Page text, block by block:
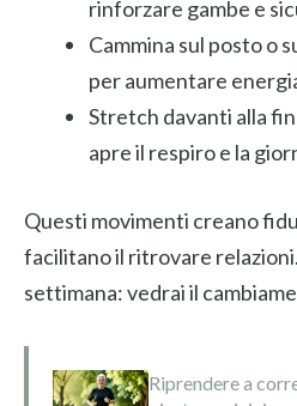
rinforzare gambe e
Cammina sul posto o
per aumentare
Stretch davanti alla
apre il respiro e la
Questi movimenti creano
facilitano il ritrovare
settimana: vedrai il
Riprendere a